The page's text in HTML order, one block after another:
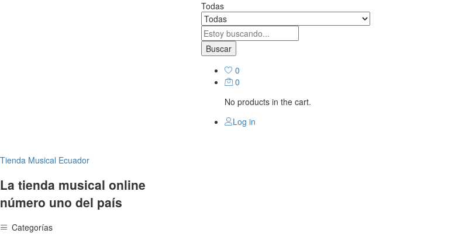
Tienda Musical Ecuador
La tienda musical online
número uno del país
Categorías
Todas
Buscar
0
0
No products in the cart.
Log in